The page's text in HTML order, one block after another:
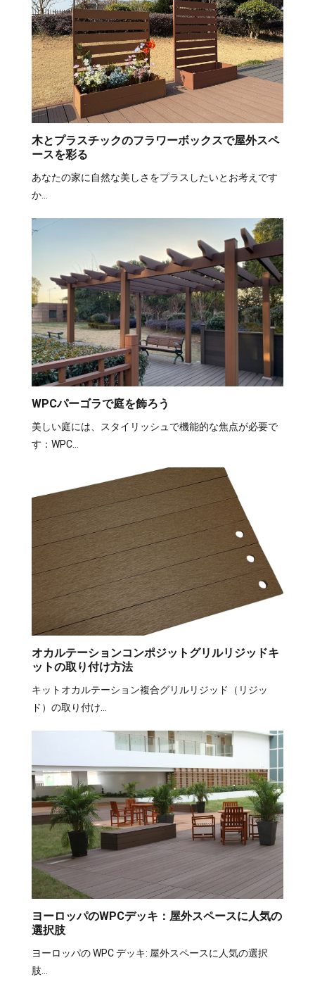
木とプラスチックのフラワーボックスで屋外スペ
ースを彩る
あなたの家に自然な美しさをプラスしたいとお考えです
か…
WPCパーゴラで庭を飾ろう
美しい庭には、スタイリッシュで機能的な焦点が必要で
す：WPC…
オカルテーションコンポジットグリルリジッドキ
ットの取り付け方法
キットオカルテーション複合グリルリジッド（リジッ
ド）の取り付け…
ヨーロッパのWPCデッキ：屋外スペースに人気の
選択肢
ヨーロッパの WPC デッキ: 屋外スペースに人気の選択
肢…